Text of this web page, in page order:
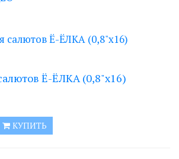
Ё-ЁЛКА (0,8"х16)
КУПИТЬ